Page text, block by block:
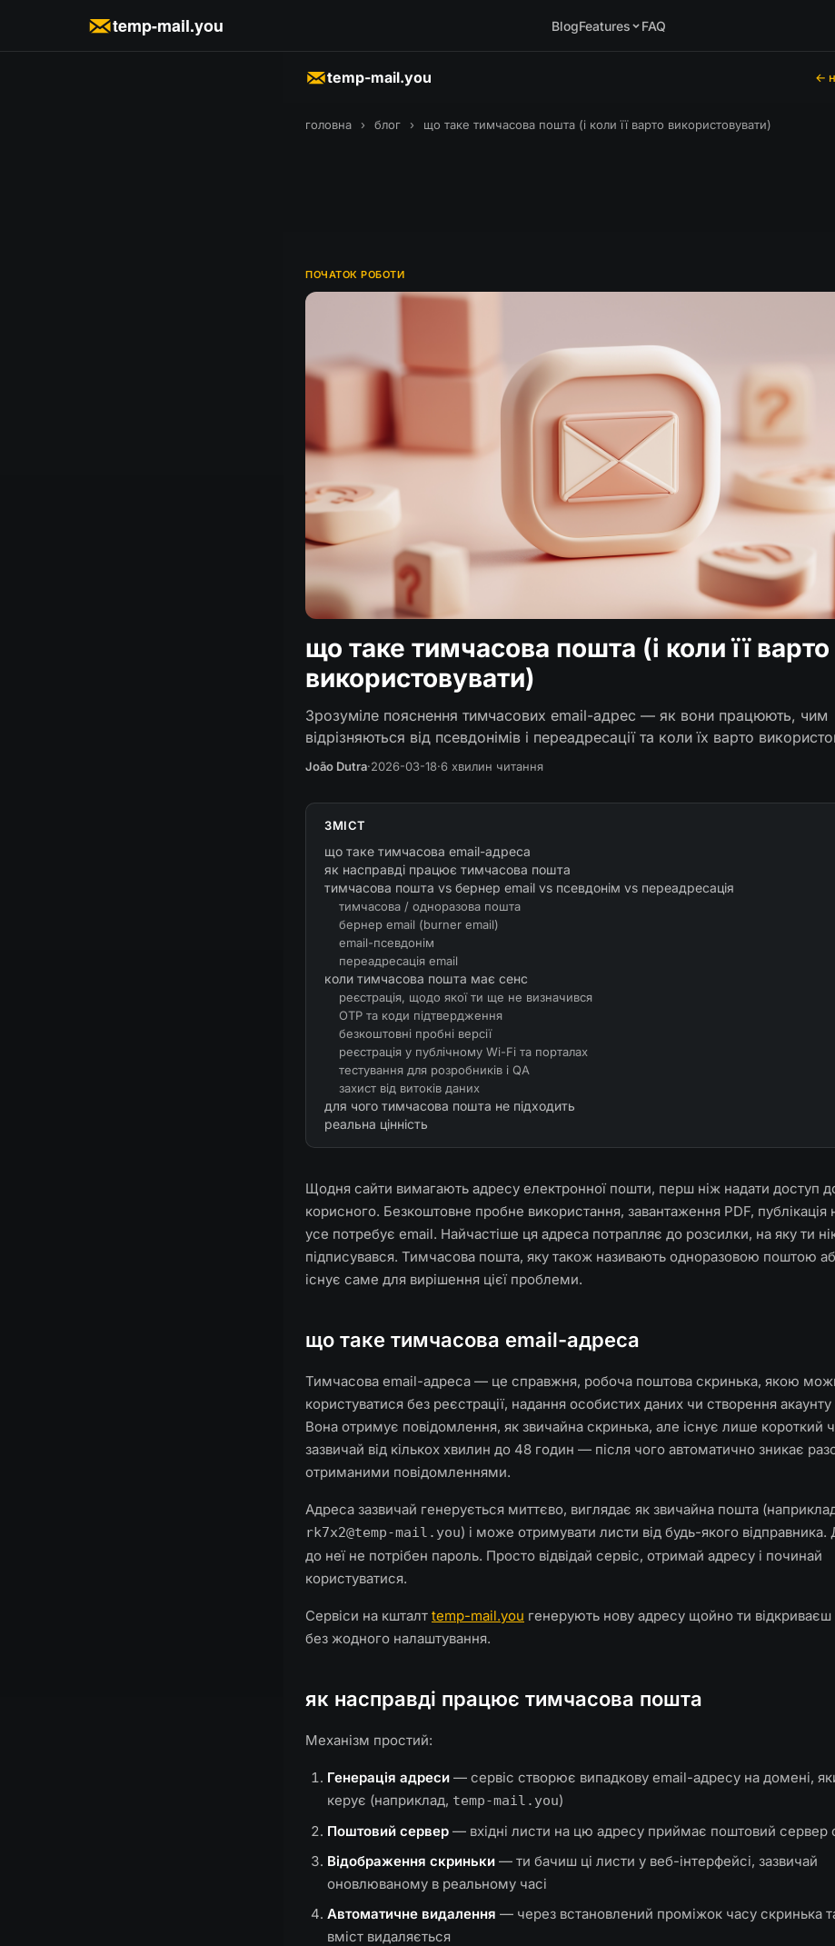
temp-mail.you BlogFeatures FAQ
temp-mail.you ←
головна › блог › що таке тимчасова пошта (і коли її варто використовувати)
ПОЧАТОК РОБОТИ
що таке тимчасова пошта (і коли її варто
використовувати)
Зрозуміле пояснення тимчасових email-адрес — як вони працюють, чим
відрізняються від псевдонімів і переадресації та коли їх варто
João Dutra·2026-03-18·6 хвилин читання
ЗМІСТ
що таке тимчасова email-адреса
як насправді працює тимчасова пошта
тимчасова пошта vs бернер email vs псевдонім vs переадресація
тимчасова / одноразова пошта
бернер email (burner email)
email-псевдонім
переадресація email
коли тимчасова пошта має сенс
реєстрація, щодо якої ти ще не визначився
OTP та коди підтвердження
безкоштовні пробні версії
реєстрація у публічному Wi-Fi та порталах
тестування для розробників і QA
захист від витоків даних
для чого тимчасова пошта не підходить
реальна цінність
Щодня сайти вимагають адресу електронної пошти, перш ніж надати доступ
корисного. Безкоштовне пробне використання, завантаження PDF,
усе потребує email. Найчастіше ця адреса потрапляє до розсилки, на яку ти
підписувався. Тимчасова пошта, яку також називають одноразовою поштою
існує саме для вирішення цієї проблеми.
що таке тимчасова email-адреса
Тимчасова email-адреса — це справжня, робоча поштова скринька, якою
користуватися без реєстрації, надання особистих даних чи створення
Вона отримує повідомлення, як звичайна скринька, але існує лише короткий
зазвичай від кількох хвилин до 48 годин — після чого автоматично зникає
отриманими повідомленнями.
Адреса зазвичай генерується миттєво, виглядає як звичайна пошта
rk7x2@temp-mail​.you) і може отримувати листи від будь-якого відправника.
до неї не потрібен пароль. Просто відвідай сервіс, отримай адресу і починай
користуватися.
Сервіси на кшталт temp-mail.you генерують нову адресу щойно ти
без жодного налаштування.
як насправді працює тимчасова пошта
Механізм простий:
Генерація адреси — сервіс створює випадкову email-адресу на домені,
керує (наприклад, temp-mail.you)
Поштовий сервер — вхідні листи на цю адресу приймає поштовий сервер
Відображення скриньки — ти бачиш ці листи у веб-інтерфейсі, зазвичай
оновлюваному в реальному часі
Автоматичне видалення — через встановлений проміжок часу скринька
вміст видаляється